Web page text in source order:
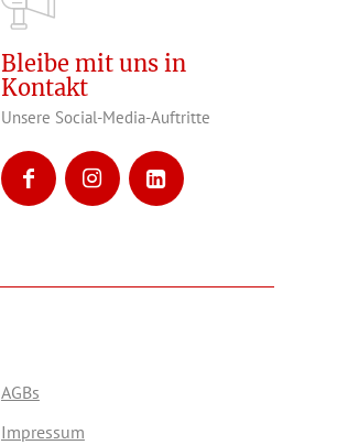
Bleibe mit uns in
Kontakt
Unsere Social-Media-Auftritte
AGBs
Impressum